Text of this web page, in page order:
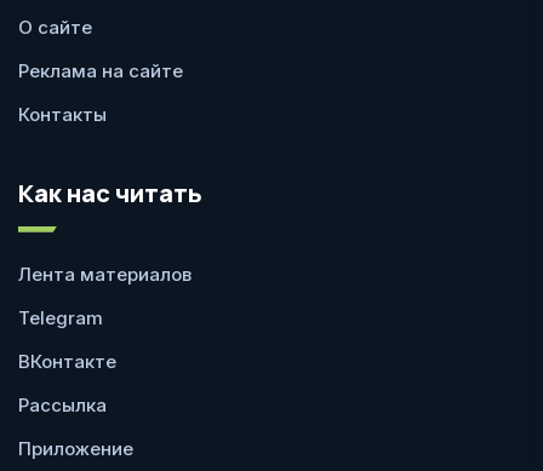
О сайте
Реклама на сайте
Контакты
Как нас читать
Лента материалов
Telegram
ВКонтакте
Рассылка
Приложение